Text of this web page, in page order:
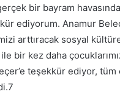
gerçek bir bayram
ediyorum. Anamur
arttıracak sosyal
bir kez daha
teşekkür ediyor,